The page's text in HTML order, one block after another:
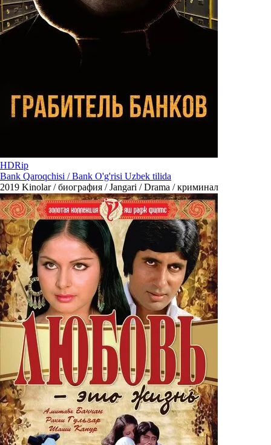
HDRip
Bank Qaroqchisi / Bank O'g'risi Uzbek tilida
2019 Kinolar / биография / Jangari / Drama / криминал